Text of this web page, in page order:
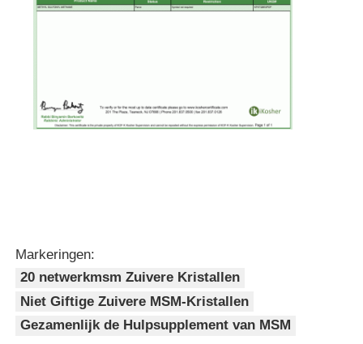
Markeringen:
20 netwerkmsm Zuivere Kristallen
Niet Giftige Zuivere MSM-Kristallen
Gezamenlijk de Hulpsupplement van MSM